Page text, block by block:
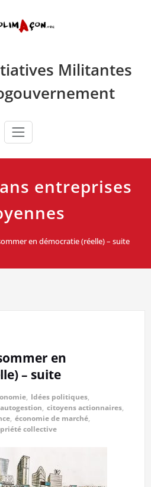
Militantes
entreprises
en démocratie (réelle) – suite
en
– suite
, Idées politiques,
autogestion, citoyens actionnaires,
, économie de marché,
collective